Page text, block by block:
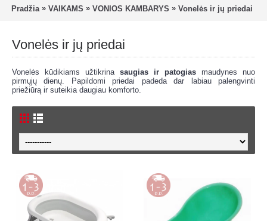
Pradžia » VAIKAMS » VONIOS KAMBARYS » Vonelės ir jų priedai
Vonelės ir jų priedai
Vonelės kūdikiams užtikrina saugias ir patogias maudynes nuo
pirmųjų dienų. Papildomi priedai padeda dar labiau palengvinti
priežiūrą ir suteikia daugiau komforto.